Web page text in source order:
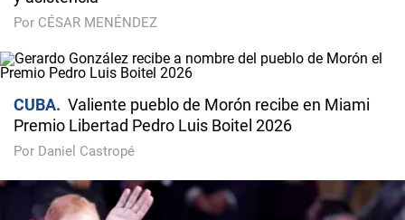
Por CÉSAR MENÉNDEZ
CUBA
Valiente pueblo de Morón recibe en Miami
Premio Libertad Pedro Luis Boitel 2026
Por Daniel Castropé